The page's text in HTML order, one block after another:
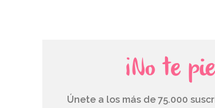
¡No te
Únete a los más de 75.000